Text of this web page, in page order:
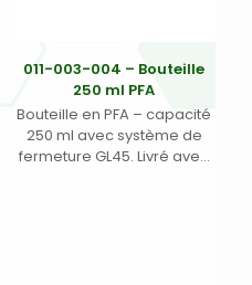
011-003-004 – Bouteille
250 ml PFA
Bouteille en PFA – capacité
250 ml avec système de
fermeture GL45. Livré avec